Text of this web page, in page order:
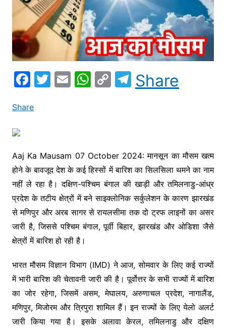
F
c
o
o
k
T E W
p
p
C
n
k
T
el
m
Share
Share
Aaj Ka Mausam 07 October 2024: मानसून का मौसम खत्म
होने के बावजूद देश के कई हिस्सों में बारिश का सिलसिला थमने का नाम
नहीं ले रहा है। दक्षिण-पश्चिम बंगाल की खाड़ी और तमिलनाडु-आंध्र
प्रदेश के तटीय क्षेत्रों में बने साइक्लोनिक सर्कुलेशन के कारण झारखंड
से मणिपुर और अरब सागर से रायलसीमा तक दो ट्रफ लाइनों का असर
जारी है, जिससे पश्चिम बंगाल, पूर्वी बिहार, झारखंड और ओडिशा जैसे
क्षेत्रों में बारिश हो रही है।
भारत मौसम विज्ञान विभाग (IMD) ने आज, सोमवार के लिए कई राज्यों
में भारी बारिश की चेतावनी जारी की है। पूर्वोत्तर के सभी राज्यों में बारिश
का जोर रहेगा, जिसमें असम, मेघालय, अरुणाचल प्रदेश, नागालैंड,
मणिपुर, मिजोरम और त्रिपुरा शामिल हैं। इन राज्यों के लिए येलो अलर्ट
जारी किया गया है। इसके अलावा केरल, तमिलनाडु और दक्षिण